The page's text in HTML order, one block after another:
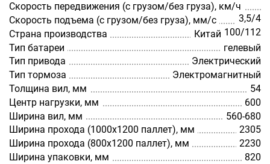
Скорость передвижения (с грузом/без груза), км/ч
3,5/4
Скорость подъема (с грузом/без груза), мм/с
100/112
Страна производства
Китай
Тип батареи
гелевый
Тип привода
Электрический
Тип тормоза
Электромагнитный
Толщина вил, мм
54
Центр нагрузки, мм
600
Ширина вил, мм
560-680
Ширина прохода (1000х1200 паллет), мм
2305
Ширина прохода (800х1200 паллет), мм
2230
Ширина упаковки, мм
820